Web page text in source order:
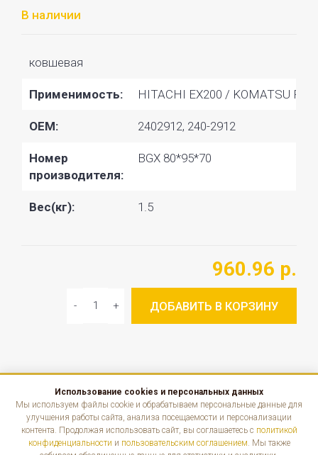
В наличии
ковшевая
Применимость: HITACHI EX200 / KOMATSU
OEM: 2402912, 240-2912
Номер
производителя:
BGX 80*95*70
Вес(кг): 1.5
960.96 р.
ДОБАВИТЬ В КОРЗИНУ
КАТАЛОГ
ИНФОРМАЦИЯ
Использование cookies и персональных данных
Мы используем файлы cookie и обрабатываем персональные данные для
улучшения работы сайта, анализа посещаемости и персонализации
контента. Продолжая использовать сайт, вы соглашаетесь с политикой
конфиденциальности и пользовательским соглашением. Мы также